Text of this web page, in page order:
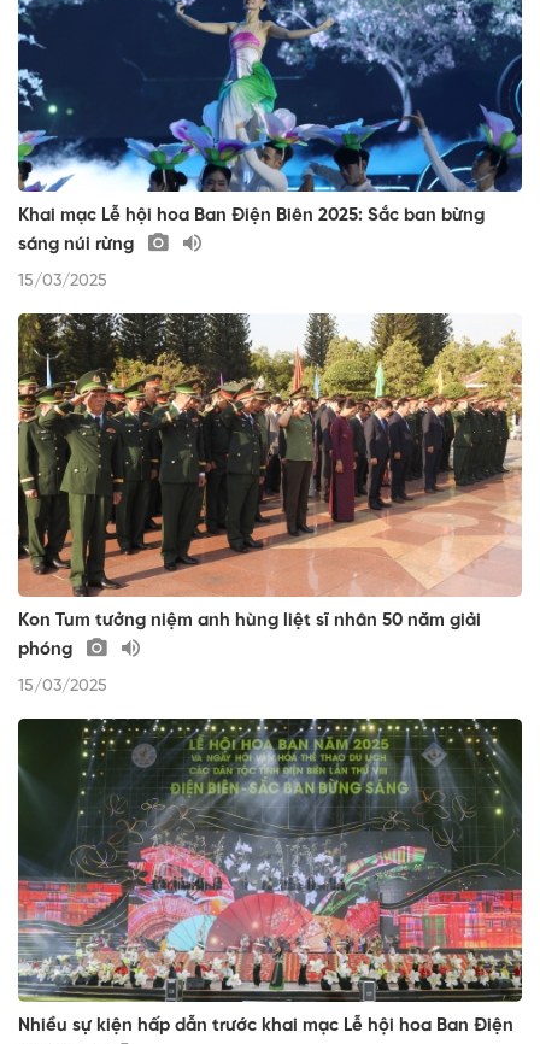
Khai mạc Lễ hội hoa Ban Điện Biên 2025: Sắc ban bừng
sáng núi rừng
15/03/2025
Kon Tum tưởng niệm anh hùng liệt sĩ nhân 50 năm giải
phóng
15/03/2025
Nhiều sự kiện hấp dẫn trước khai mạc Lễ hội hoa Ban Điện